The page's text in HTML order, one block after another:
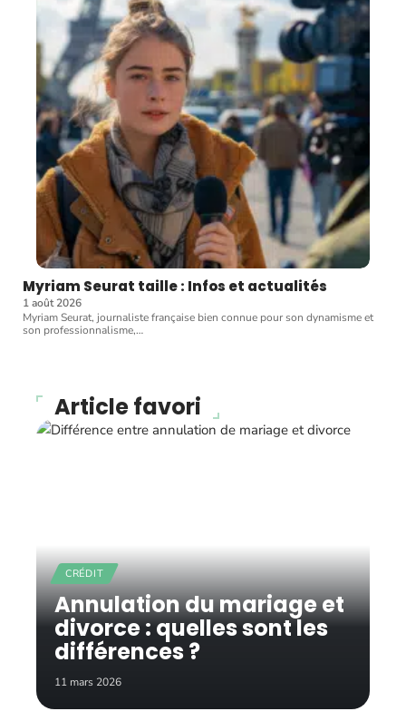
Myriam Seurat taille : Infos et actualités
1 août 2026
Myriam Seurat, journaliste française bien connue pour son dynamisme et
son professionnalisme,…
Article favori
CRÉDIT
Annulation du mariage et
divorce : quelles sont les
différences ?
11 mars 2026